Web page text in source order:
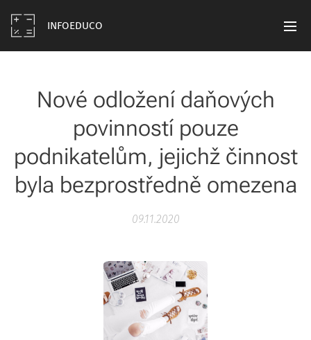
INFOEDUCO
Nové odložení daňových
povinností pouze
podnikatelům, jejichž činnost
byla bezprostředně omezena
09.11.2020